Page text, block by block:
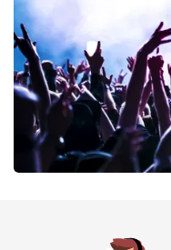
BESTEL NU